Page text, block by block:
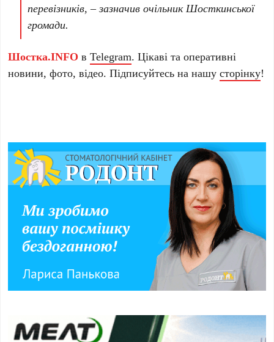
перевізників,– зазначив очільник Шосткинської
громади.
Шостка.INFO вTelegram. Цікаві та оперативні
новини, фото, відео. Підписуйтесь на нашусторінку!